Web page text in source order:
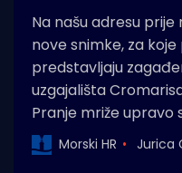
Na našu adresu
nove snimke, za
predstavljaju
uzgajališta
Pranje mriže upravo
Morski HR Jurica